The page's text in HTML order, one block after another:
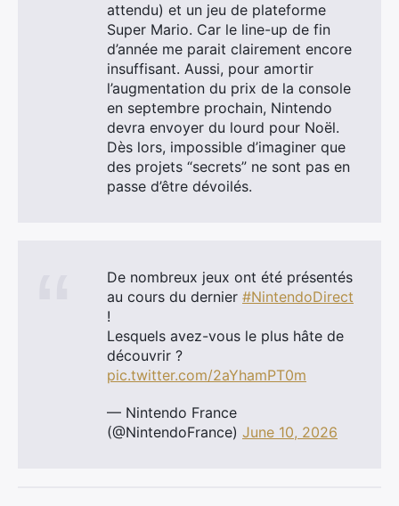
attendu) et un jeu de plateforme
Super Mario. Car le line-up de fin
d’année me parait clairement encore
insuffisant. Aussi, pour amortir
l’augmentation du prix de la console
en septembre prochain, Nintendo
devra envoyer du lourd pour Noël.
Dès lors, impossible d’imaginer que
des projets “secrets” ne sont pas en
passe d’être dévoilés.
De nombreux jeux ont été présentés
au cours du dernier #NintendoDirect
!
Lesquels avez-vous le plus hâte de
découvrir ?
pic.twitter.com/2aYhamPT0m
— Nintendo France
(@NintendoFrance) June 10, 2026
Rechercher